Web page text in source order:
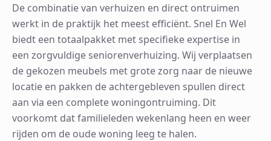
De combinatie van verhuizen en direct ontruimen
werkt in de praktijk het meest efficiënt. Snel En Wel
biedt een totaalpakket met specifieke expertise in
een zorgvuldige seniorenverhuizing. Wij verplaatsen
de gekozen meubels met grote zorg naar de nieuwe
locatie en pakken de achtergebleven spullen direct
aan via een complete woningontruiming. Dit
voorkomt dat familieleden wekenlang heen en weer
rijden om de oude woning leeg te halen.